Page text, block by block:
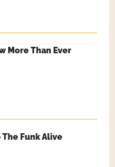
More Than Ever
Funk Alive